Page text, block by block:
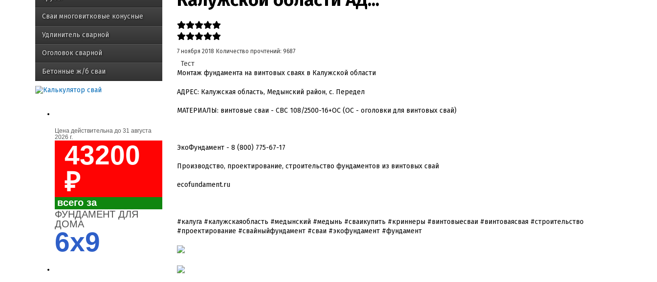
Сваи многовитковые конусные
Удлинитель сварной
Оголовок сварной
Бетонные ж/б сваи
Цена действительна до 31 августа
2026 г.
43200
₽
всего за
ФУНДАМЕНТ ДЛЯ
ДОМА
6x9
7 ноября 2018 Количество прочтений: 9687
Тест
Монтаж фундамента на винтовых сваях в Калужской области
АДРЕС: Калужская область, Медынский район, с. Передел
МАТЕРИАЛЫ: винтовые сваи - СВС 108/2500-16+ОС (ОС - оголовки для винтовых свай)
ЭкоФундамент - 8 (800) 775-67-17
Производство, проектирование, строительство фундаментов из винтовых свай
ecofundament.ru
#калуга #калужскаяобласть #медынский #медынь #сваикупить #криннеры #винтовыесваи #винтоваясвая #строительство
#проектирование #свайныйфундамент #сваи #экофундамент #фундамент